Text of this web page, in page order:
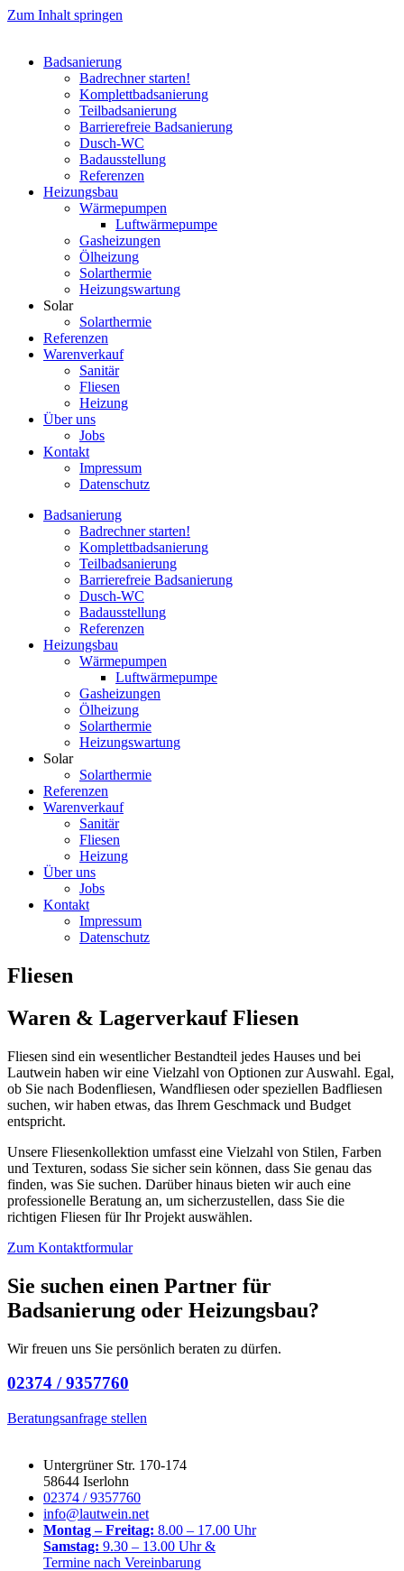
Zum Inhalt springen
Badsanierung
Badrechner starten!
Komplett­badsanierung
Teilbadsanierung
Barrierefreie Badsanierung
Dusch-WC
Badausstellung
Referenzen
Heizungsbau
Wärmepumpen
Luftwärmepumpe
Gasheizungen
Ölheizung
Solarthermie
Heizungswartung
Solar
Solarthermie
Referenzen
Warenverkauf
Sanitär
Fliesen
Heizung
Über uns
Jobs
Kontakt
Impressum
Datenschutz
Badsanierung
Badrechner starten!
Komplett­badsanierung
Teilbadsanierung
Barrierefreie Badsanierung
Dusch-WC
Badausstellung
Referenzen
Heizungsbau
Wärmepumpen
Luftwärmepumpe
Gasheizungen
Ölheizung
Solarthermie
Heizungswartung
Solar
Solarthermie
Referenzen
Warenverkauf
Sanitär
Fliesen
Heizung
Über uns
Jobs
Kontakt
Impressum
Datenschutz
Fliesen
Waren & Lagerverkauf Fliesen
Fliesen sind ein wesentlicher Bestandteil jedes Hauses und bei
Lautwein haben wir eine Vielzahl von Optionen zur Auswahl. Egal,
ob Sie nach Bodenfliesen, Wandfliesen oder speziellen Badfliesen
suchen, wir haben etwas, das Ihrem Geschmack und Budget
entspricht.
Unsere Fliesenkollektion umfasst eine Vielzahl von Stilen, Farben
und Texturen, sodass Sie sicher sein können, dass Sie genau das
finden, was Sie suchen. Darüber hinaus bieten wir auch eine
professionelle Beratung an, um sicherzustellen, dass Sie die
richtigen Fliesen für Ihr Projekt auswählen.
Zum Kontaktformular
Sie suchen einen Partner für
Badsanierung oder Heizungsbau?
Wir freuen uns Sie persönlich beraten zu dürfen.
02374 / 9357760
Beratungsanfrage stellen
Untergrüner Str. 170-174
58644 Iserlohn
02374 / 9357760
info@lautwein.net
Montag – Freitag: 8.00 – 17.00 Uhr
Samstag: 9.30 – 13.00 Uhr &
Termine nach Vereinbarung